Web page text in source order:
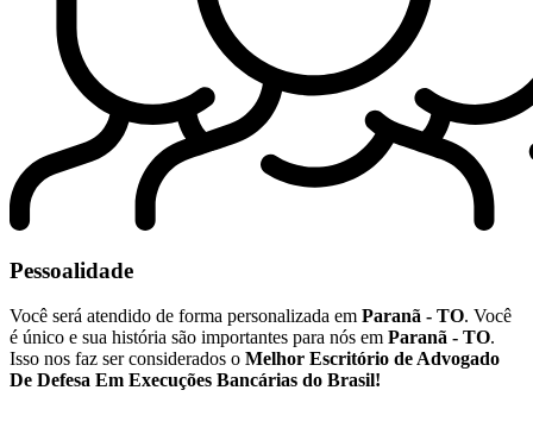
Pessoalidade
Você será atendido de forma personalizada em Paranã - TO. Você
é único e sua história são importantes para nós em Paranã - TO.
Isso nos faz ser considerados o Melhor Escritório de Advogado
De Defesa Em Execuções Bancárias do Brasil!